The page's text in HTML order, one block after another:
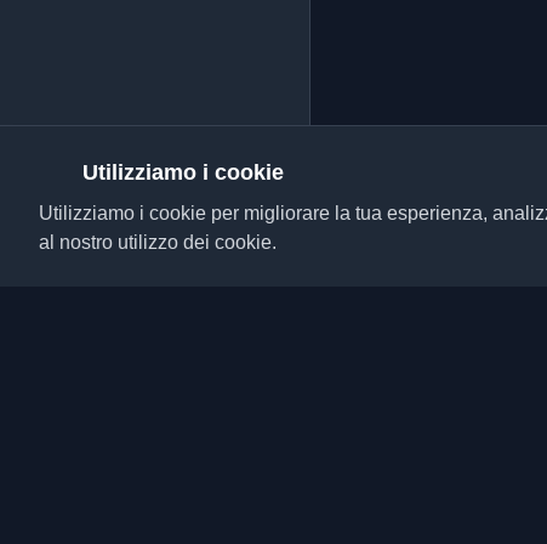
Utilizziamo i cookie
Utilizziamo i cookie per migliorare la tua esperienza,
al nostro utilizzo dei cookie.